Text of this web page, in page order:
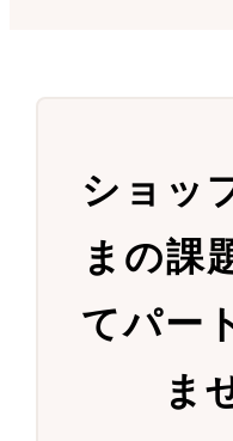
ショッ
まの課
てパー
ま